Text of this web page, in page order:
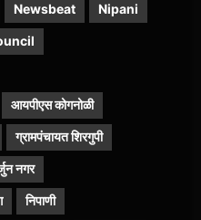
Newsbeat Nipani
आयपीएस कोगनोळी
ग्रामपंचायत शिरगुपी
नगर
निपाणी